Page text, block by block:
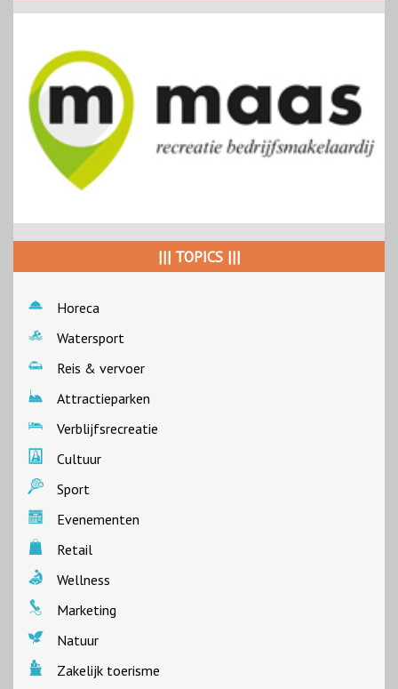
||| TOPICS |||
Horeca
Watersport
Reis & vervoer
Attractieparken
Verblijfsrecreatie
Cultuur
Sport
Evenementen
Retail
Wellness
Marketing
Natuur
Zakelijk toerisme